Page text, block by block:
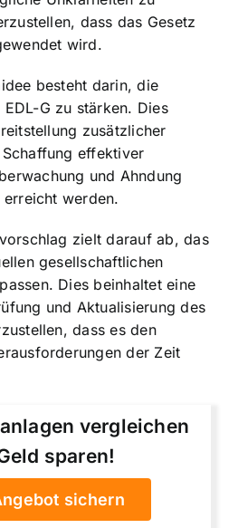
dass das Gesetz
wird.
besteht darin, die
G zu stärken. Dies
zusätzlicher
effektiver
und Ahndung
werden.
zielt darauf ab, das
gesellschaftlichen
Dies beinhaltet eine
und Aktualisierung des
dass es den
der Zeit
vergleichen
sparen!
sichern